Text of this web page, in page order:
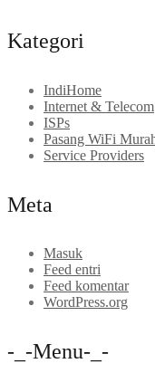
Kategori
IndiHome
Internet & Telecom
ISPs
Pasang WiFi
Service Providers
Meta
Masuk
Feed entri
Feed komentar
WordPress.org
-_-Menu-_-